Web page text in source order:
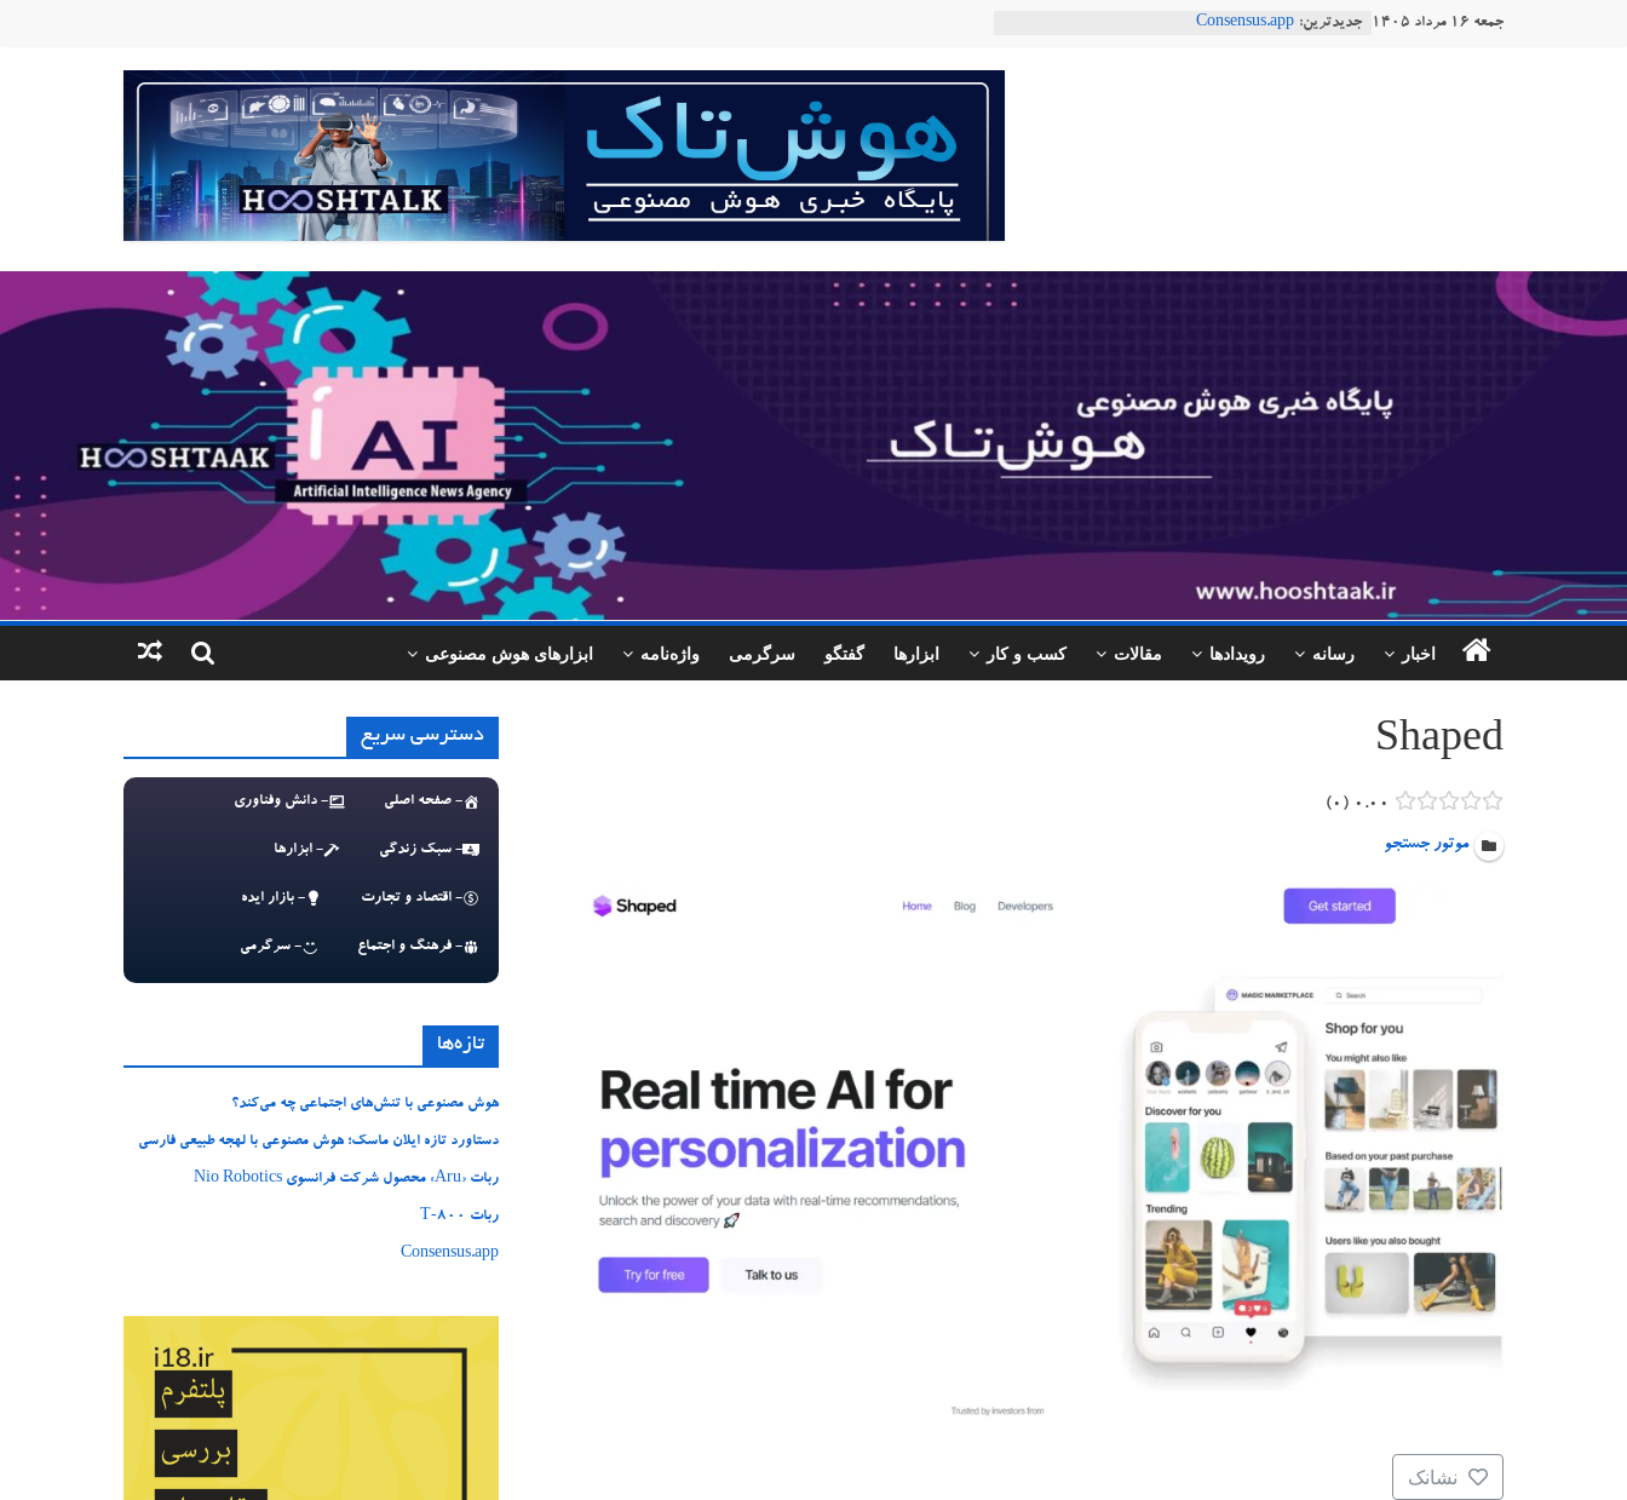
جمعه ۱۶ مرداد ۱۴۰۵ جدیدترین: Consensus.app
خبری
مصنوعی
اخبار رسانه رویدادها مقالات کسب و کار ابزارها گفتگو سرگرمی واژه‌نامه ابزارهای هوش مصنوعی
Shaped
۰.۰۰ ۰
موتور جستجو
نشانک
دسترسی سریع
- صفحه اصلی - دانش وفناوری
- سبک زندگی - ابزارها
- اقتصاد و تجارت - بازار ایده
- فرهنگ و اجتماع - سرگرمی
تازه‌ها
هوش مصنوعی با تنش‌های اجتماعی چه می‌کند؟
دستاورد تازه ایلان ماسک؛ هوش مصنوعی با لهجه طبیعی فارسی
ربات «Aru» محصول شرکت فرانسوی Nio Robotics
ربات T‑800
Consensus.app